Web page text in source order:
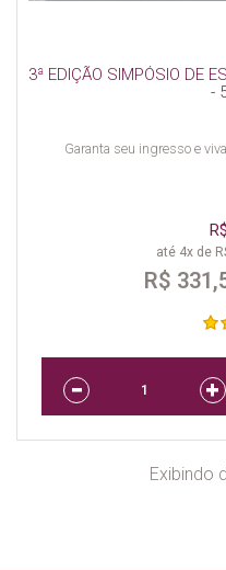
3ª EDIÇÃO SIMPÓSIO DE
-
Garanta seu ingresso e
até 4x de
R$
Exibindo